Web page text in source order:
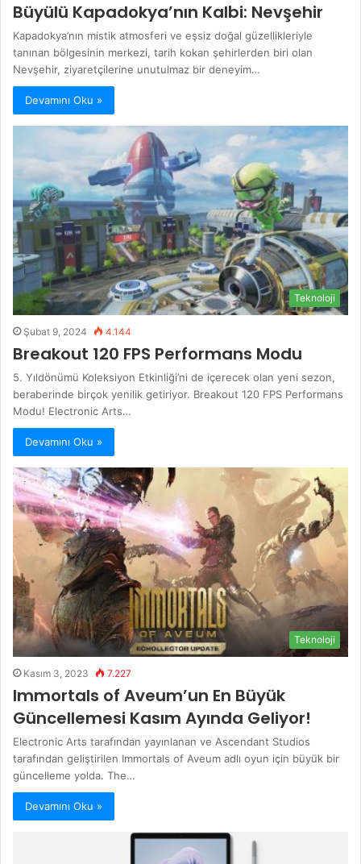
Büyülü Kapadokya’nın Kalbi: Nevşehir
Kapadokya’nın mistik atmosferi ve eşsiz doğal güzellikleriyle
tanınan bölgesinin merkezi, tarih kokan şehirlerden biri olan
Nevşehir, ziyaretçilerine unutulmaz bir deneyim…
Devamını Oku »
Teknoloji
Şubat 9, 2024 4.144
Breakout 120 FPS Performans Modu
5. Yıldönümü Koleksiyon Etkinliği’ni de içerecek olan yeni sezon,
beraberinde birçok yenilik getiriyor. Breakout 120 FPS Performans
Modu! Electronic Arts…
Devamını Oku »
Teknoloji
Kasım 3, 2023 7.227
Immortals of Aveum’un En Büyük
Güncellemesi Kasım Ayında Geliyor!
Electronic Arts tarafından yayınlanan ve Ascendant Studios
tarafından geliştirilen Immortals of Aveum adlı oyun için büyük bir
güncelleme yolda. The…
Devamını Oku »